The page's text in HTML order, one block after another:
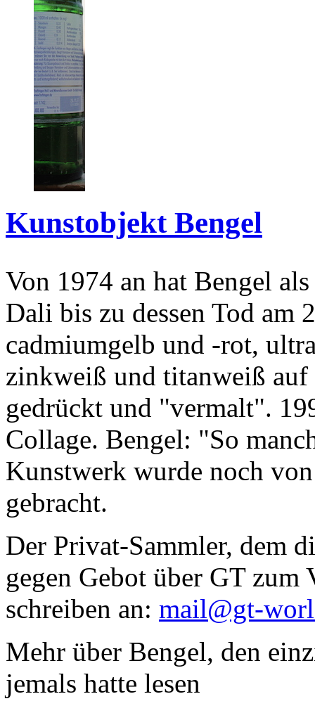
Kunstobjekt Bengel
Von 1974 an hat Bengel
Dali bis zu dessen Tod am
cadmiumgelb und -rot,
zinkweiß und titanweiß
gedrückt und "vermalt".
Collage. Bengel: "So
Kunstwerk wurde noch
gebracht.
Der Privat-Sammler, dem
gegen Gebot über GT zum
schreiben an: mail@gt-
Mehr über Bengel, den
jemals hatte lesen